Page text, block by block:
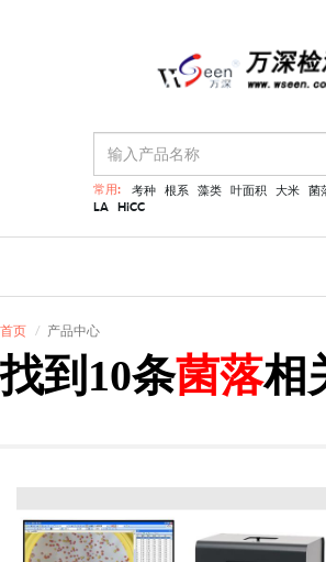
常用: 考种 根系 藻类 叶面积 大米 菌
LA HiCC
首页 产品中心
找到10条菌落相